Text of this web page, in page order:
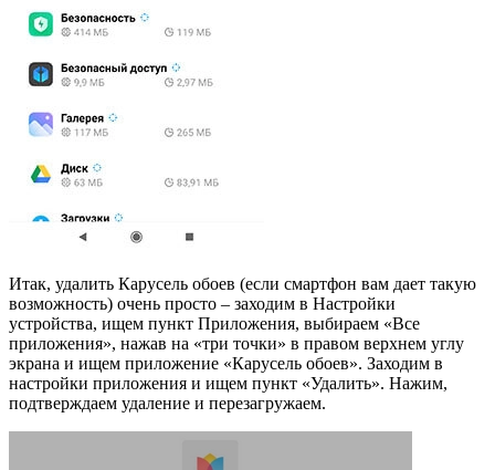
Итак, удалить Карусель обоев (если смартфон вам дает такую
возможность) очень просто – заходим в Настройки
устройства, ищем пункт Приложения, выбираем «Все
приложения», нажав на «три точки» в правом верхнем углу
экрана и ищем приложение «Карусель обоев». Заходим в
настройки приложения и ищем пункт «Удалить». Нажим,
подтверждаем удаление и перезагружаем.